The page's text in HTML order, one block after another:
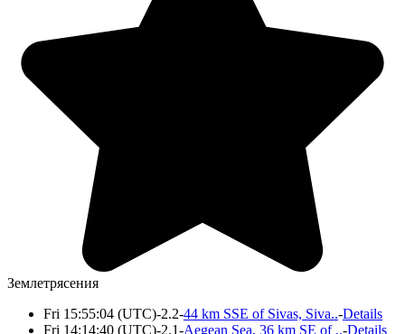
Землетрясения
Fri 15:55:04 (UTC)-2.2-44 km SSE of Sivas, Siva..-Details
Fri 14:14:40 (UTC)-2.1-Aegean Sea, 36 km SE of ..-Details